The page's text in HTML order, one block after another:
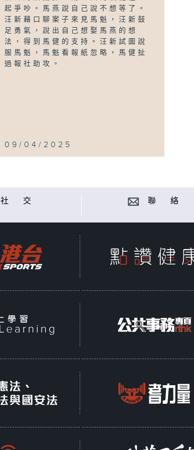
起爭吵。馬燕說自己說不想等了。
汪新藉口聊案子來見馬魁，汪新鼓
足勇氣，說出自己想娶馬燕的想
法，得到馬健的支持。汪新試圖說
服馬魁，馬魁看報紙忽略，馬健扯
過報社助攻。
09/04/2025
社 交 聯 絡